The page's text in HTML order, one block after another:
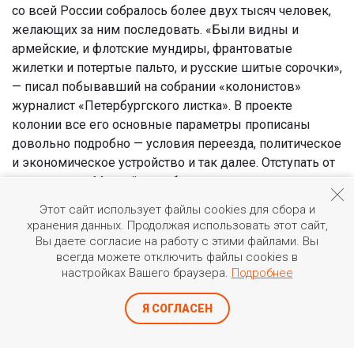
со всей России собралось более двух тысяч человек,
желающих за ним последовать. «Были видны и
армейские, и флотские мундиры, франтоватые
жилетки и потертые пальто, и русские шитые сорочки»,
— писал побывавший на собрании «колонистов»
журналист «Петербургского листка». В проекте
колонии все его основные параметры прописаны
довольно подробно — условия переезда, политическое
и экономическое устройство и так далее. Отступать от
намеченного Маклай не собирается, «никакое решение
комиссии, ни даже высочайший отказ не повлияют на
мое решение поселиться на острове Тихого океана,
хотя и изменят образ осуществления моих планов…» —
записывает он в своем дневнике. Наконец Александр
III все-таки «изъявил высочайшее согласие на мое
предложение поднять русский флаг на некоторых, еще
не занятых другими державами, островах Тихого
Этот сайт использует файлы cookies для сбора и
хранения данных. Продолжая использовать этот сайт,
Вы даете согласие на работу с этими файлами. Вы
всегда можете отключить файлы cookies в
настройках Вашего браузера. Подробнее
Я СОГЛАСЕН